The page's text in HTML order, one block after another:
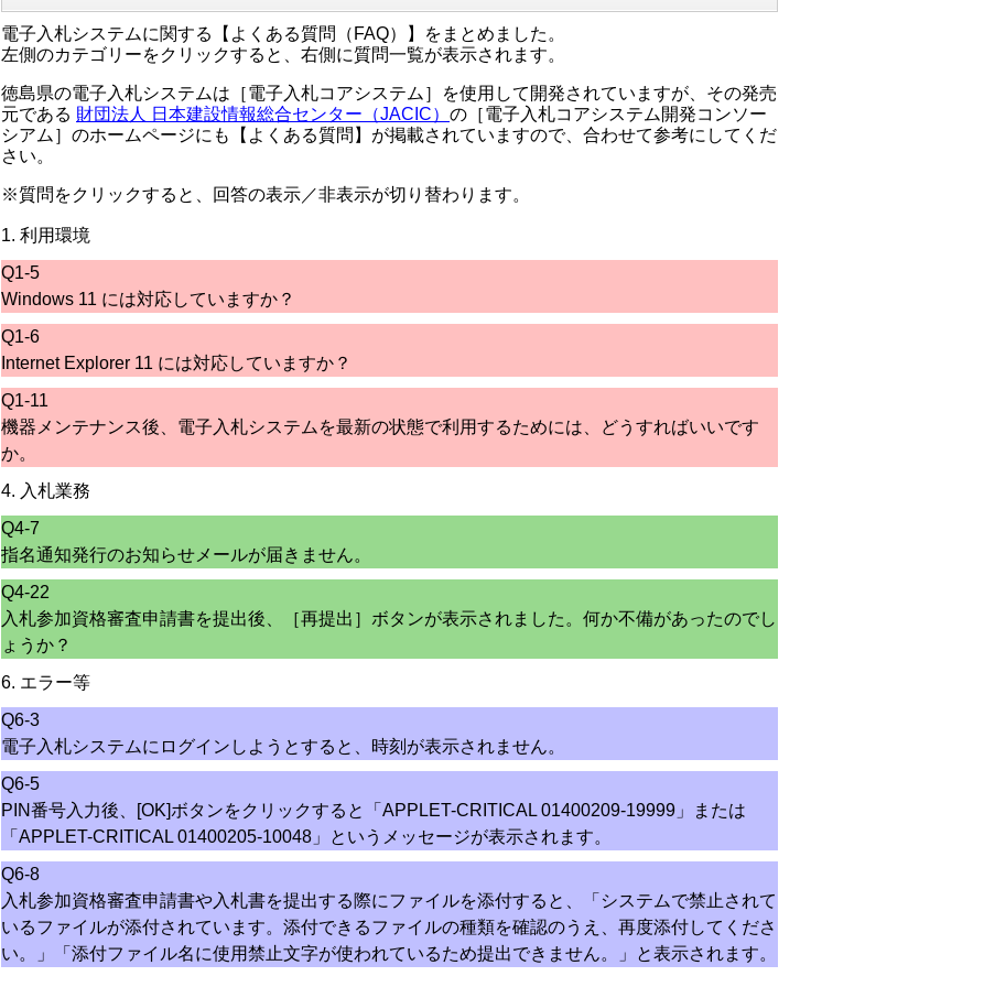
電子入札システムに関する【よくある質問（FAQ）】をまとめました。
左側のカテゴリーをクリックすると、右側に質問一覧が表示されます。
徳島県の電子入札システムは［電子入札コアシステム］を使用して開発されていますが、その発売
元である 財団法人 日本建設情報総合センター（JACIC） の［電子入札コアシステム開発コンソー
シアム］のホームページにも【よくある質問】が掲載されていますので、合わせて参考にしてくだ
さい。
※質問をクリックすると、回答の表示／非表示が切り替わります。
1. 利用環境
Q1-5
Windows 11 には対応していますか？
Q1-6
Internet Explorer 11 には対応していますか？
Q1-11
機器メンテナンス後、電子入札システムを最新の状態で利用するためには、どうすればいいです
か。
4. 入札業務
Q4-7
指名通知発行のお知らせメールが届きません。
Q4-22
入札参加資格審査申請書を提出後、［再提出］ボタンが表示されました。何か不備があったのでし
ょうか？
6. エラー等
Q6-3
電子入札システムにログインしようとすると、時刻が表示されません。
Q6-5
PIN番号入力後、[OK]ボタンをクリックすると「APPLET-CRITICAL 01400209-19999」または
「APPLET-CRITICAL 01400205-10048」というメッセージが表示されます。
Q6-8
入札参加資格審査申請書や入札書を提出する際にファイルを添付すると、「システムで禁止されて
いるファイルが添付されています。添付できるファイルの種類を確認のうえ、再度添付してくださ
い。」「添付ファイル名に使用禁止文字が使われているため提出できません。」と表示されます。